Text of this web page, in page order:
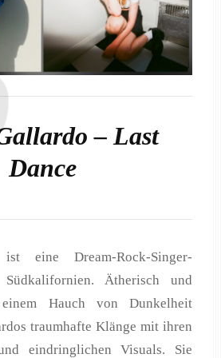
– Last
Dance
eine Dream-Rock-Singer-
Ätherisch und
Hauch von Dunkelheit
traumhafte Klänge mit ihren
eindringlichen Visuals. Sie